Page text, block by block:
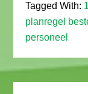
Tagged With:
planregel
personeel